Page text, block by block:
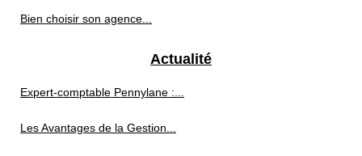
Bien choisir son agence...
Actualité
Expert-comptable Pennylane :...
Les Avantages de la Gestion...